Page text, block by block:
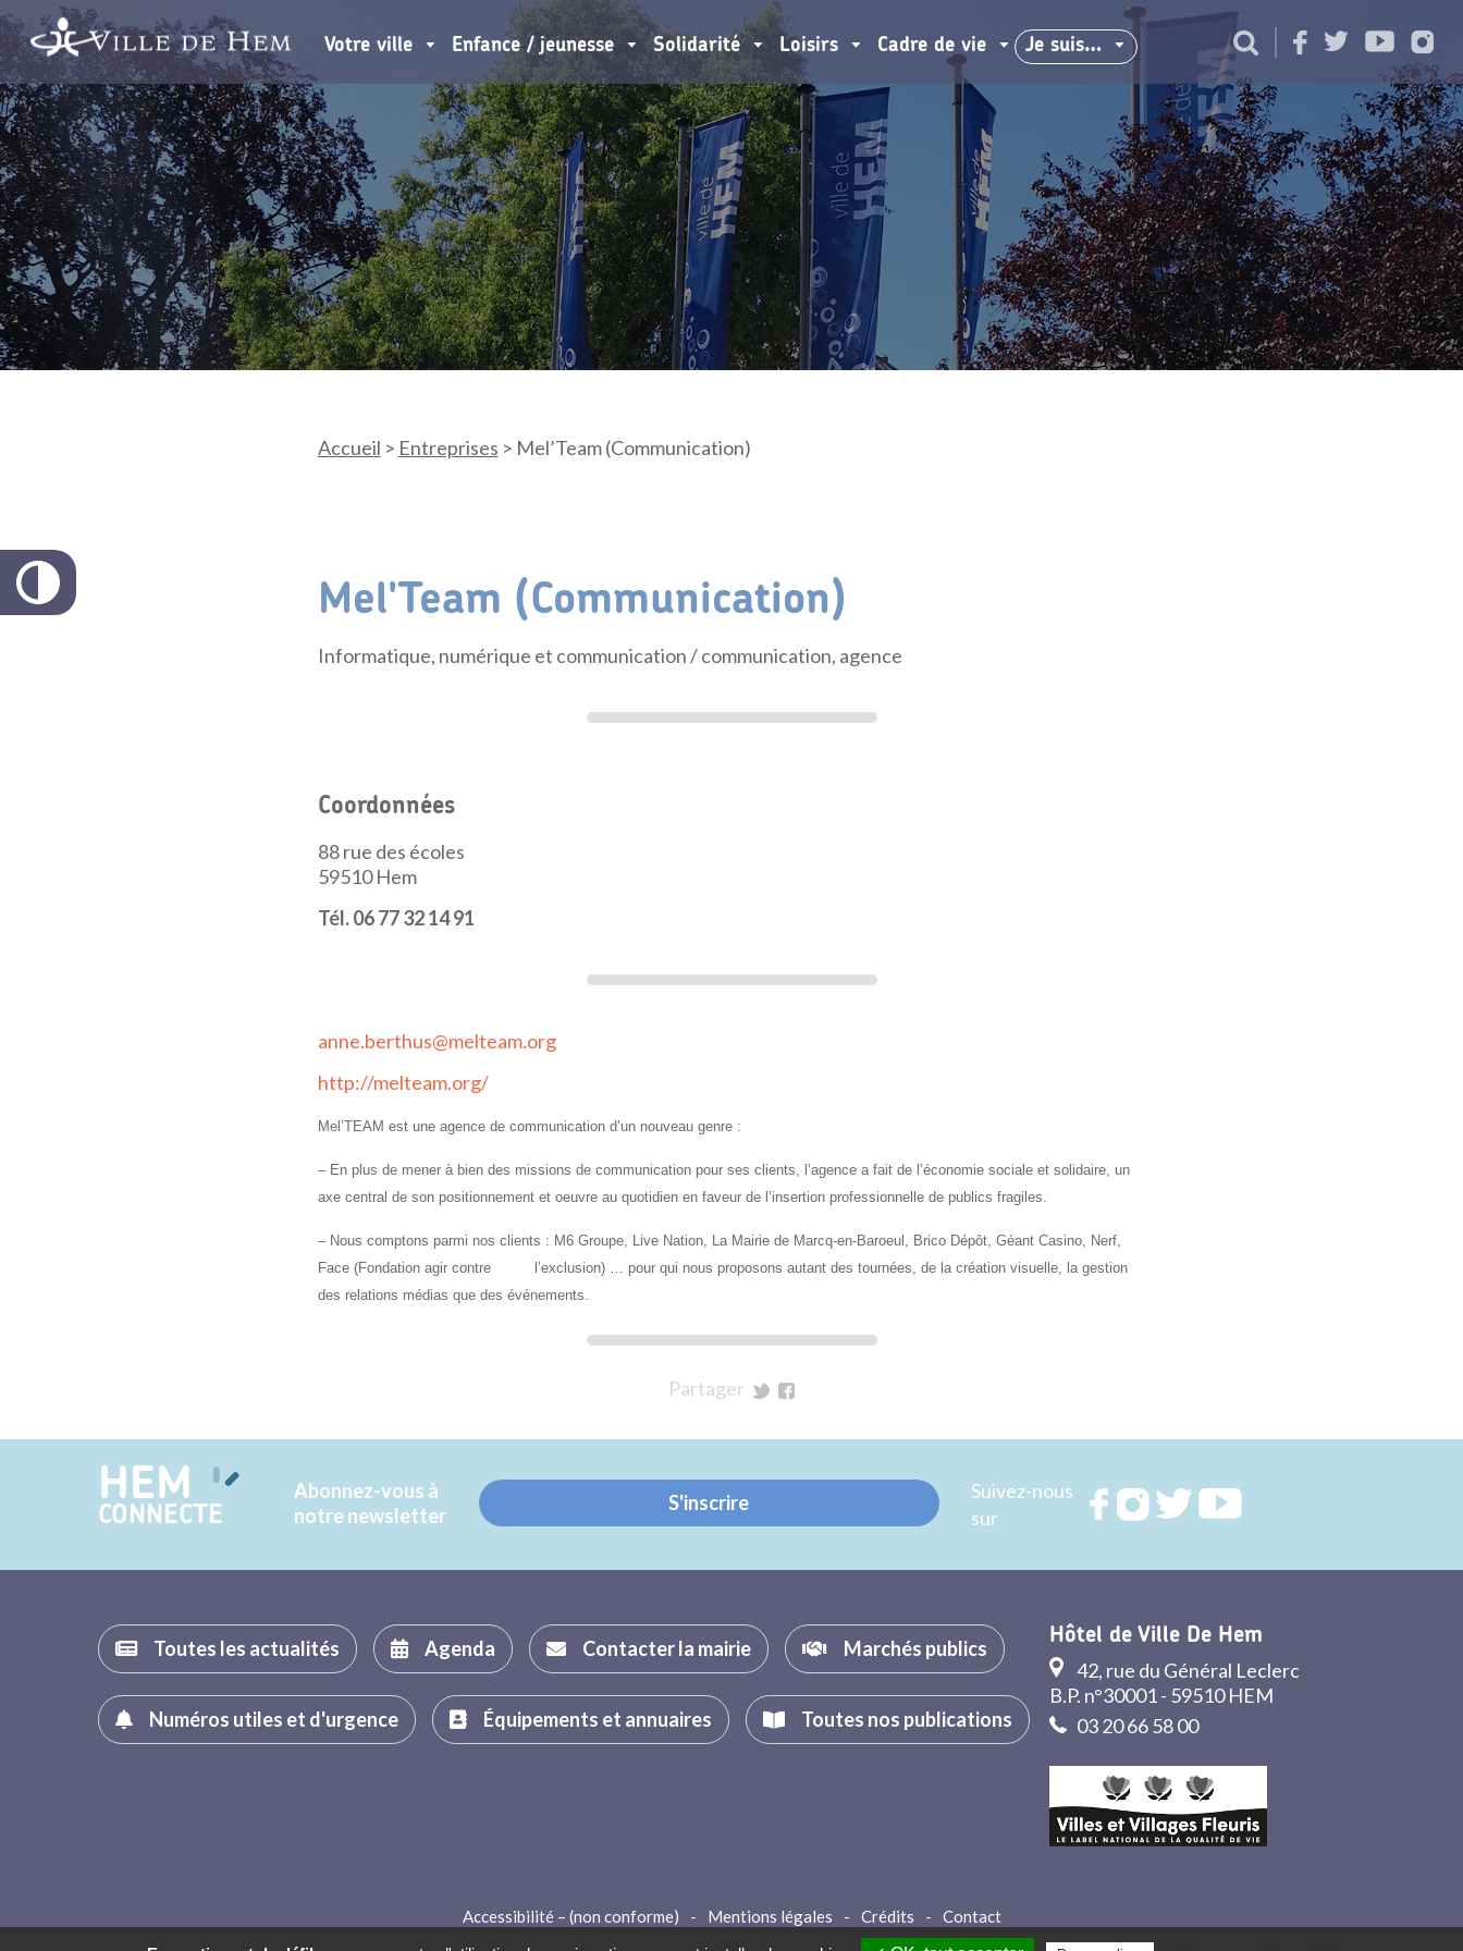
Votre ville Enfance / jeunesse Solidarité Loisirs Cadre de vie Je suis…
Accueil > Entreprises > Mel’Team (Communication)
Mel'Team (Communication)
Informatique, numérique et communication/ communication, agence
Coordonnées
88 rue des écoles
59510 Hem
Tél. 06 77 32 14 91
anne.berthus@melteam.org
http://melteam.org/
Mel’TEAM est une agence de communication d’un nouveau genre :
– En plus de mener à bien des missions de communication pour ses clients, l’agence a fait de l’économie sociale et solidaire, un
axe central de sonpositionnement et oeuvre au quotidien en faveur de l’insertion professionnelle de publics fragiles.
– Nous comptons parmi nos clients : M6 Groupe, Live Nation, La Mairie de Marcq-en-Baroeul, Brico Dépôt, Géant Casino, Nerf,
Face (Fondation agir contre l’exclusion) … pour qui nous proposons autant des tournées, de la création visuelle, la gestion
des relations médias que des événements.
Partager
Twitter
Facebook
HEM
CONNECTE
Abonnez-vous à
notre newsletter
S'inscrire
Suivez-nous
sur
RejoignezRejoignezRejoignez
Toutes les actualités Agenda Contacter la mairie Marchés publics
Numéros utiles et d'urgence Équipements et annuaires Toutes nos publications
Hôtel de Ville De Hem
42, rue du Général Leclerc
B.P. n°30001 - 59510 HEM
03 20 66 58 00
Accessibilité – (non conforme) - Mentions légales - Crédits - Contact